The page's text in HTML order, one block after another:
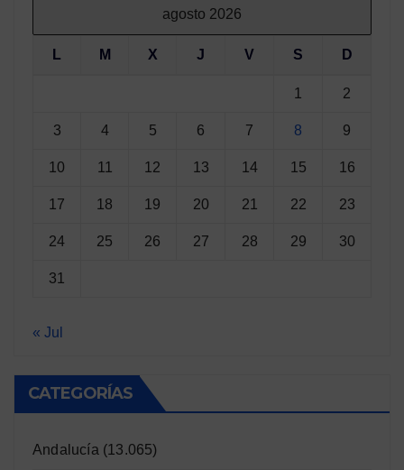
agosto 2026
L M X J V S D
1 2
3 4 5 6 7 8 9
10 11 12 13 14 15 16
17 18 19 20 21 22 23
24 25 26 27 28 29 30
31
« Jul
CATEGORÍAS
Andalucía (13.065)